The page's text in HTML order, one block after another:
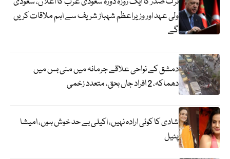
ولی عہد اور وزیراعظم شہباز شریف سے اہم ملاقات کریں
گے
دمشق کے نواحی علاقے جرمانہ میں منی بس میں
دھماکہ، 2 افراد جاں بحق، متعدد زخمی
شادی کا کوئی ارادہ نہیں، اکیلی بے حد خوش ہوں، امیشا
پٹیل